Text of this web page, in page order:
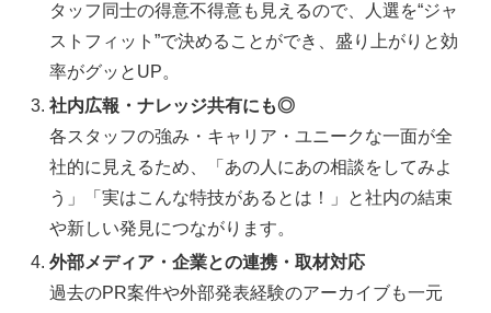
タッフ同士の得意不得意も見えるので、人選を“ジャ
ストフィット”で決めることができ、盛り上がりと効
率がグッとUP。
社内広報・ナレッジ共有にも◎
各スタッフの強み・キャリア・ユニークな一面が全
社的に見えるため、「あの人にあの相談をしてみよ
う」「実はこんな特技があるとは！」と社内の結束
や新しい発見につながります。
外部メディア・企業との連携・取材対応
過去のPR案件や外部発表経験のアーカイブも一元